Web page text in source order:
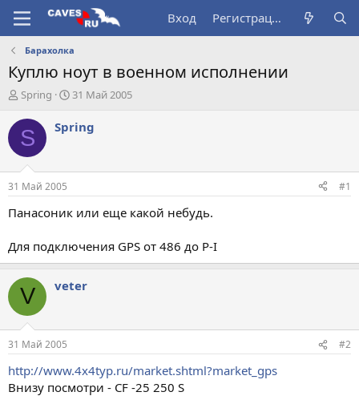
Вход Регистрация
Барахолка
Куплю ноут в военном исполнении
А
т
о
т
е
м
ы
Spring
Д
т
а
л
31 Май 2005
S Spring
31 Май 2005 #1
Панасоник или еще какой небудь.
Для подключения GPS от 486 до P-I
V veter
31 Май 2005 #2
http://www.4x4typ.ru/market.shtml?market_gps
Внизу посмотри - CF -25 250 S